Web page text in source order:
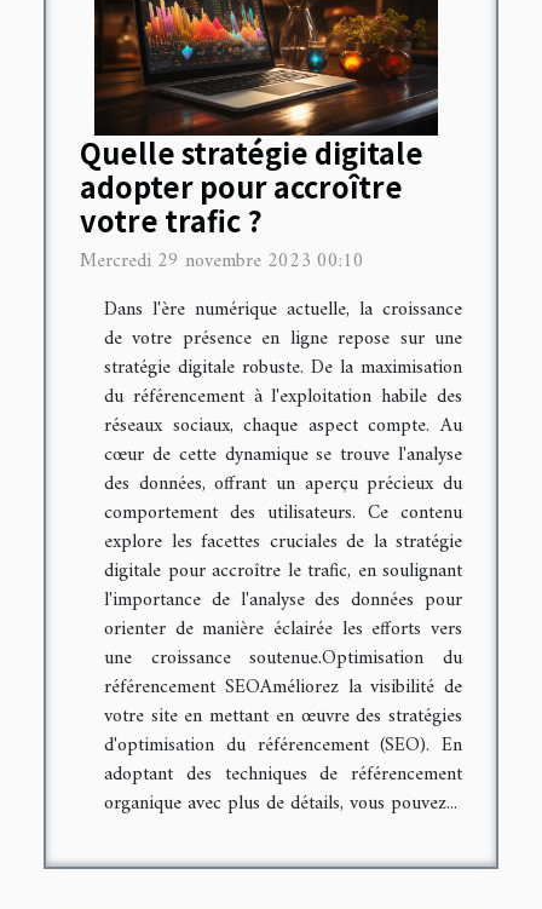
Quelle stratégie digitale
adopter pour accroître
votre trafic ?
Mercredi 29 novembre 2023 00:10
Dans l'ère numérique actuelle, la croissance
de votre présence en ligne repose sur une
stratégie digitale robuste. De la maximisation
du référencement à l'exploitation habile des
réseaux sociaux, chaque aspect compte. Au
cœur de cette dynamique se trouve l'analyse
des données, offrant un aperçu précieux du
comportement des utilisateurs. Ce contenu
explore les facettes cruciales de la stratégie
digitale pour accroître le trafic, en soulignant
l'importance de l'analyse des données pour
orienter de manière éclairée les efforts vers
une croissance soutenue.Optimisation du
référencement SEOAméliorez la visibilité de
votre site en mettant en œuvre des stratégies
d'optimisation du référencement (SEO). En
adoptant des techniques de référencement
organique avec plus de détails, vous pouvez...